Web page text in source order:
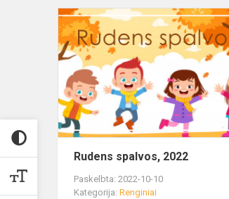
Rudens spalvos, 2022
Paskelbta: 2022-10-10
Kategorija: Renginiai